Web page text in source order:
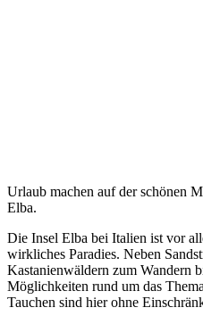
Urlaub machen auf der schönen
Elba.
Die Insel Elba bei Italien ist vor
wirkliches Paradies. Neben
Kastanienwäldern zum Wandern
Möglichkeiten rund um das
Tauchen sind hier ohne